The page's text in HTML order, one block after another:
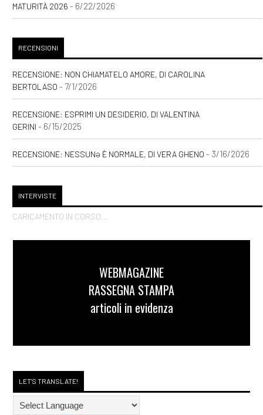
MATURITÀ 2026 - 6/22/2026
RECENSIONI
RECENSIONE: NON CHIAMATELO AMORE, DI CAROLINA
BERTOLASO - 7/1/2026
RECENSIONE: ESPRIMI UN DESIDERIO, DI VALENTINA
GERINI - 6/15/2025
RECENSIONE: NESSUNƏ È NORMALE, DI VERA GHENO - 3/16/2026
INTERVISTE
CARICAMENTO IN CORSO...
WEBMAGAZINE
RASSEGNA STAMPA
articoli in evidenza
LET'S TRANSLATE!